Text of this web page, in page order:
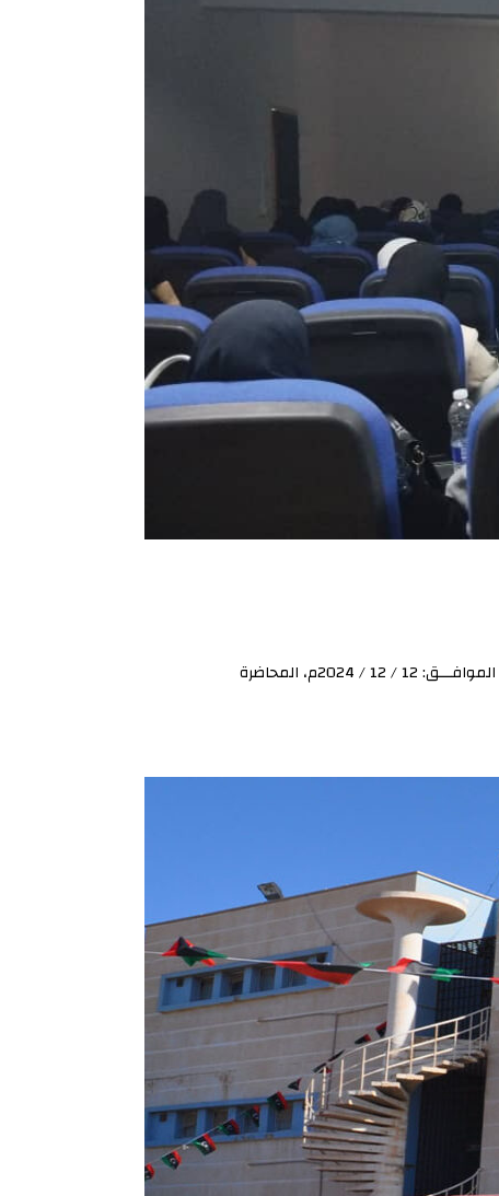
محاضرة علميــة فى إطــار الرفــــع مــن كفـــاءة التحصيــل العـــلمي و لأهمية البحث العلمي ، انطلــقت صبـــاح يــوم الخميــس الموافـــق: 12 / 12 / 2024م، المحاضرة